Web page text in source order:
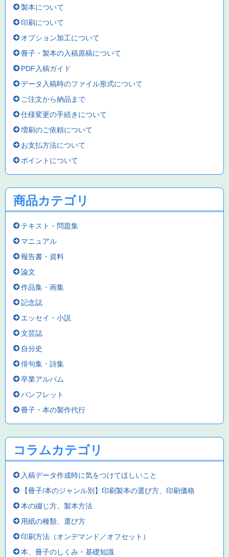
製本について
印刷について
オプション加工について
冊子・製本の入稿原稿について
PDF入稿ガイド
データ入稿時のファイル形式について
ご注文から納品まで
仕様変更の手続きについて
増刷のご依頼について
お支払方法について
ポイントについて
商品カテゴリ
テキスト・問題集
マニュアル
報告書・資料
論文
作品集・画集
記念誌
エッセイ・小説
文芸誌
自分史
俳句集・詩集
卒業アルバム
パンフレット
冊子・本の製作代行
コラムカテゴリ
入稿データ作成時に気をつけてほしいこと
【冊子/本のジャンル別】印刷製本の選び方、印刷価格
本の綴じ方、製本方法
用紙の種類、選び方
印刷方法（オンデマンド／オフセット）
本、冊子のしくみ・基礎知識